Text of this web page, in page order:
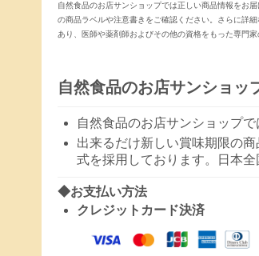
自然食品のお店サンショップでは正しい商品情報をお
の商品ラベルや注意書きをご確認ください。さらに詳
あり、医師や薬剤師およびその他の資格をもった専門
自然食品のお店サンショッ
自然食品のお店サンショップ
出来るだけ新しい賞味期限の
式を採用しております。日本
◆お支払い方法
クレジットカード決済